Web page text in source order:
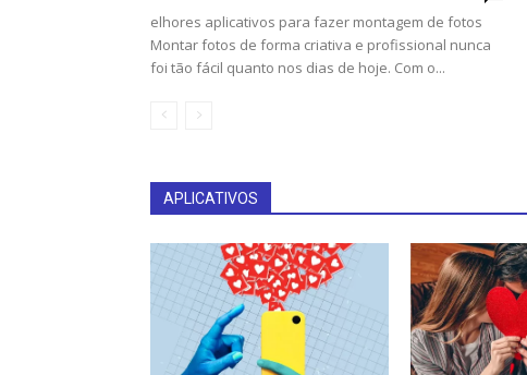
elhores aplicativos para fazer montagem de fotos
Montar fotos de forma criativa e profissional nunca
foi tão fácil quanto nos dias de hoje. Com o...
APLICATIVOS